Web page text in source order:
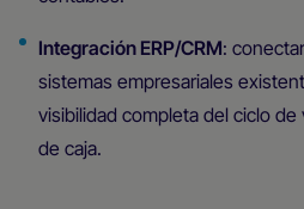
Integración ERP/CRM:
sistemas empresariales
visibilidad completa del ciclo
de caja.